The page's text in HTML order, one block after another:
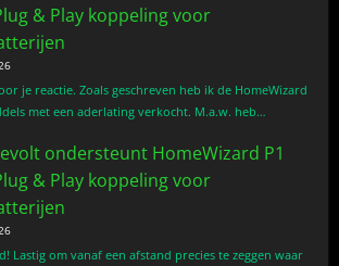
& Play koppeling voor
je reactie. Zoals geschreven heb ik de HomeWizard
met een aderlating verkocht. M.a.w. heb…
ondersteunt HomeWizard P1
& Play koppeling voor
Lastig om vanaf een afstand precies te zeggen waar